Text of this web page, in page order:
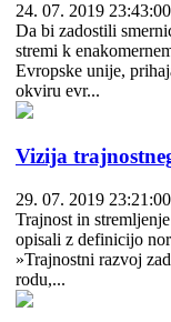
24. 07. 2019 23:43:00
Da bi zadostili
stremi k
Evropske unije,
okviru evr...
Vizija
29. 07. 2019 23:21:00
Trajnost in
opisali z definicijo
»Trajnostni razvoj
rodu,...